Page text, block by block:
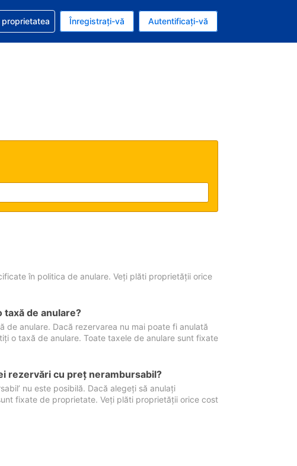
Leu nou românesc
este Română
cu privire la rezervarea dvs.
Înregistrați-vă Autentificați-vă
în politica de anulare. Veți plăti proprietății orice
taxă de anulare?
anulare. Dacă rezervarea nu mai poate fi anulată
o taxă de anulare. Toate taxele de anulare sunt fixate
rezervări cu preţ nerambursabil?
nu este posibilă. Dacă alegeți să anulați
fixate de proprietate. Veți plăti proprietății orice cost